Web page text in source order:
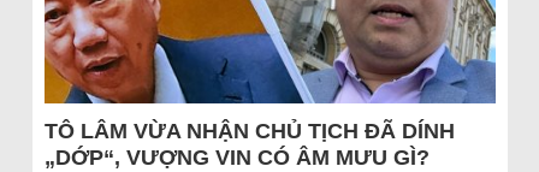
TÔ LÂM VỪA NHẬN CHỦ TỊCH ĐÃ DÍNH
„DỚP“, VƯỢNG VIN CÓ ÂM MƯU GÌ?